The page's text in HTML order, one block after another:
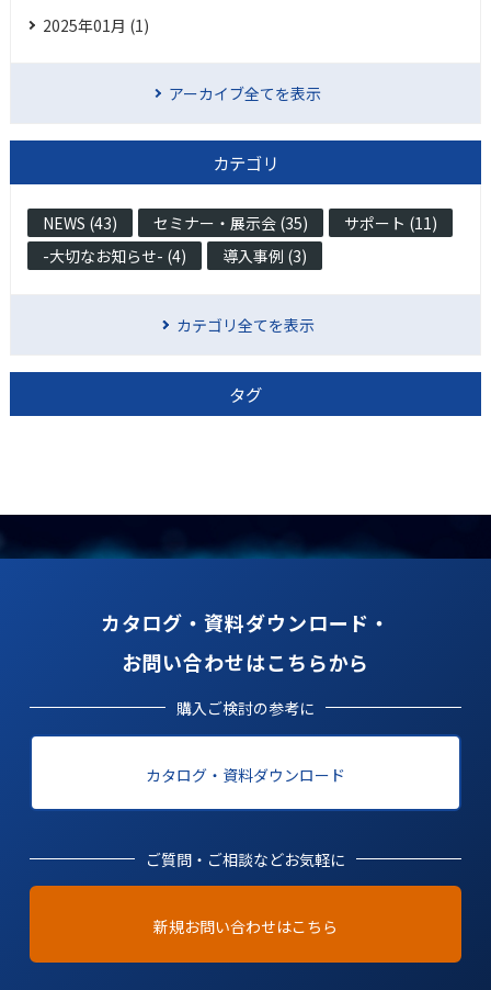
2025年01月 (1)
アーカイブ全てを表示
カテゴリ
NEWS (43) セミナー・展示会 (35)
サポート (11)
-大切なお知らせ- (4)
導入事例 (3)
カテゴリ全てを表示
タグ
カタログ・資料ダウンロード・
お問い合わせはこちらから
購入ご検討の参考に
カタログ・資料ダウンロード
ご質問・ご相談などお気軽に
新規お問い合わせはこちら